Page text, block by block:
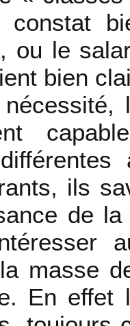
ou le
bien
ils
de
masse
En effet